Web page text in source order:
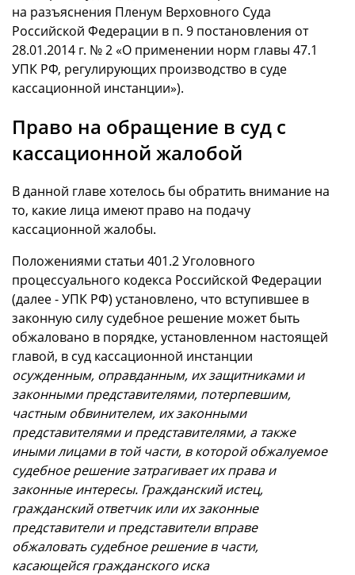
на разъяснения Пленум Верховного Суда
Российской Федерации в п. 9 постановления от
28.01.2014 г. № 2 «О применении норм главы 47.1
УПК РФ, регулирующих производство в суде
кассационной инстанции»).
Право на обращение в суд с
кассационной жалобой
В данной главе хотелось бы обратить внимание на
то, какие лица имеют право на подачу
кассационной жалобы.
Положениями статьи 401.2 Уголовного
процессуального кодекса Российской Федерации
(далее - УПК РФ) установлено, что вступившее в
законную силу судебное решение может быть
обжаловано в порядке, установленном настоящей
главой, в суд кассационной инстанции
осужденным, оправданным, их защитниками и
законными представителями, потерпевшим,
частным обвинителем, их законными
представителями и представителями, а также
инымилицами в той части, в которой обжалуемое
судебное решение затрагивает их права и
законные интересы. Гражданский истец,
гражданский ответчик или их законные
представители и представители вправе
обжаловать судебное решение в части,
касающейся гражданского иска